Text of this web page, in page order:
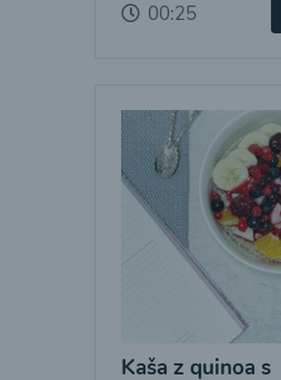
00:25
Kaša z quinoa s